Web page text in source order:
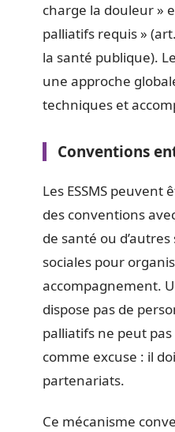
charge la douleur »
palliatifs requis »
la santé publique).
une approche
techniques et
Conventions
Les ESSMS peuvent
des conventions
de santé ou
sociales pour
accompagnement.
dispose pas de
palliatifs ne peut
comme excuse : il
partenariats.
Ce mécanisme